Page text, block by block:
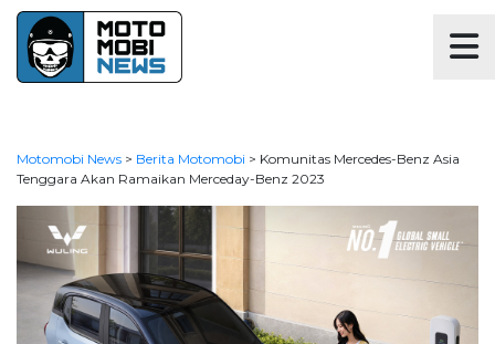
Motomobi News > Berita Motomobi > Komunitas Mercedes-Benz Asia
Tenggara Akan Ramaikan Merceday-Benz 2023